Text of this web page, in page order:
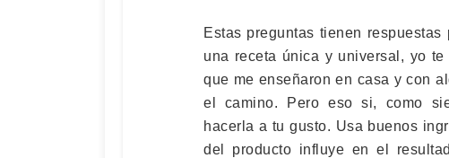
Estas preguntas tienen
una receta única y universal, yo
que me enseñaron en casa y con
el camino. Pero eso si, como
hacerla a tu gusto. Usa buenos
del producto influye en el